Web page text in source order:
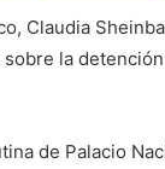
Claudia
la
de Palacio